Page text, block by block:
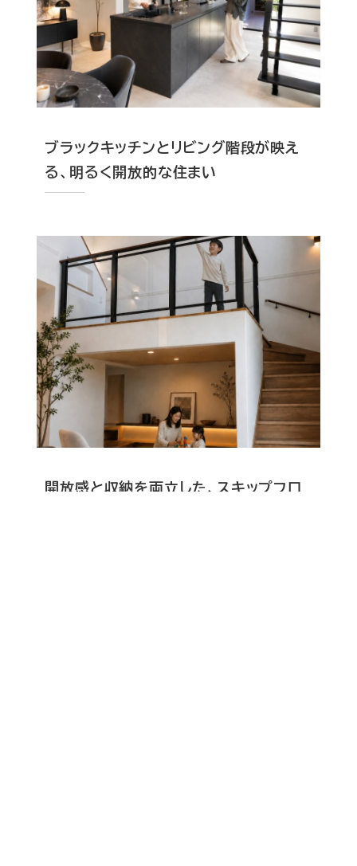
ブラックキッチンとリビング階段が映え
る、明るく開放的な住まい
開放感と収納を両立した、スキップフロ